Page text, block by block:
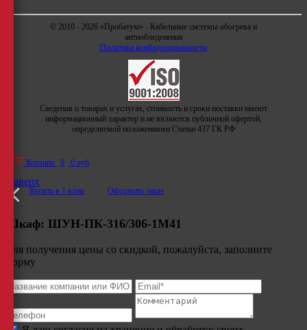
© 2010 - 2026 «Пробатум» - Кабельные системы обогрева и
антиобледенения
Политика конфиденциальности
Сведения о товарах и услугах, стоимость и сроки поставки имеют
информационный характер и не являются публичной офертой,
определяемой положениями Статьи 437 ГК РФ
Корзина 0 0 руб
Купить в 1 клик Оформить заказ
Наверх
Шкаф: ШУН-ПК-316/306-1М41
Для получения цены со скидкой, пожалуйста, заполните
форму